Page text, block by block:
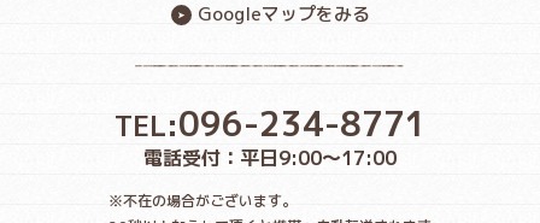
Googleマップをみる
TEL:096-234-8771
電話受付：平日9:00〜17:00
※不在の場合がございます。